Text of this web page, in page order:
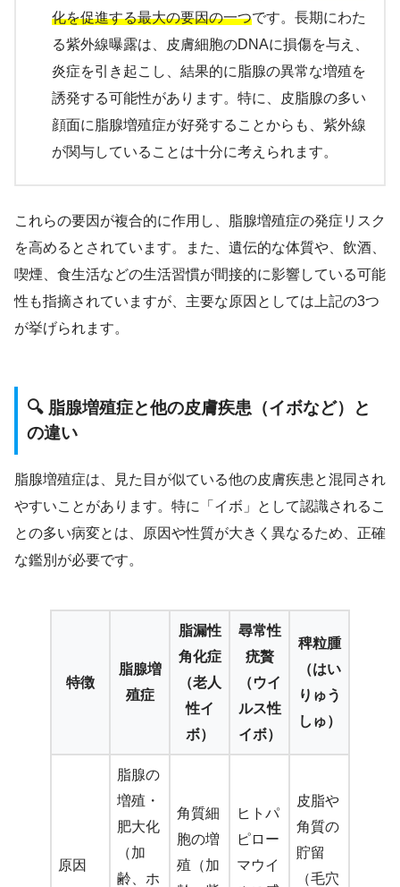
化を促進する最大の要因の一つです。長期にわた
る紫外線曝露は、皮膚細胞のDNAに損傷を与え、
炎症を引き起こし、結果的に脂腺の異常な増殖を
誘発する可能性があります。特に、皮脂腺の多い
顔面に脂腺増殖症が好発することからも、紫外線
が関与していることは十分に考えられます。
これらの要因が複合的に作用し、脂腺増殖症の発症リスク
を高めるとされています。また、遺伝的な体質や、飲酒、
喫煙、食生活などの生活習慣が間接的に影響している可能
性も指摘されていますが、主要な原因としては上記の3つ
が挙げられます。
🔍 脂腺増殖症と他の皮膚疾患（イボなど）と
の違い
脂腺増殖症は、見た目が似ている他の皮膚疾患と混同され
やすいことがあります。特に「イボ」として認識されるこ
との多い病変とは、原因や性質が大きく異なるため、正確
な鑑別が必要です。
特徴
脂腺増
殖症
脂漏性
角化症
（老人
性イ
ボ）
尋常性
疣贅
（ウイ
ルス性
イボ）
稗粒腫
（はい
りゅう
しゅ）
原因
脂腺の
増殖・
肥大化
（加
齢、ホ
角質細
胞の増
殖（加
ヒトパ
ピロー
マウイ
皮脂や
角質の
貯留
（毛穴